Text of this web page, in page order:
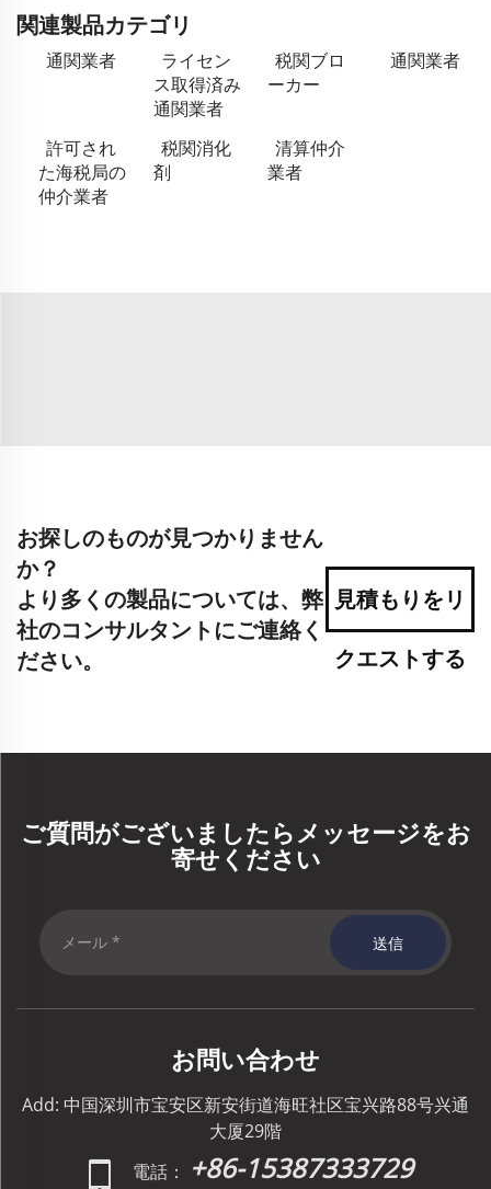
関連製品カテゴリ
通関業者
ライセン
ス取得済み
通関業者
税関ブロ
ーカー
通関業者
許可され
た海税局の
仲介業者
税関消化
剤
清算仲介
業者
お探しのものが見つかりません
か？
より多くの製品については、弊
社のコンサルタントにご連絡く
ださい。
見積もりをリ
クエストする
ご質問がございましたらメッセージをお
寄せください
送信
お問い合わせ
Add: 中国深圳市宝安区新安街道海旺社区宝兴路88号兴通
大厦29階
電話：
+86-15387333729